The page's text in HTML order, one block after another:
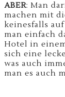
ABER: Man
machen mit
keinesfalls
man einfach
Hotel in
sich eine
was auch
man es auch